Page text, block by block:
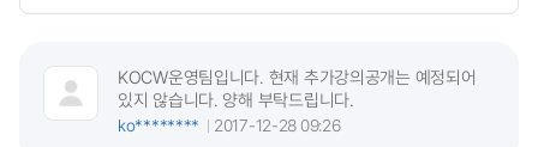
KOCW운영팀입니다. 현재 추가강의공개는 예정되어
있지 않습니다. 양해 부탁드립니다.
ko********
2017-12-28 09:26